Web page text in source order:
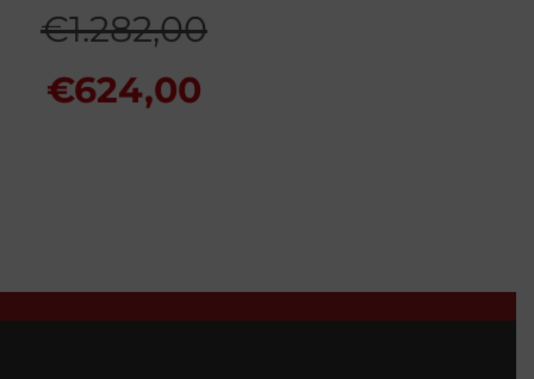
€1.282,00Oorspronkelijke
€624,00Huidige